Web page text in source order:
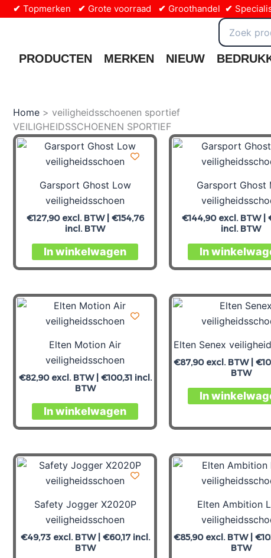
inhoud
✔ Topmerken ✔ Grote voorraad ✔ Groothandel ✔
Zoeken
naar:
PRODUCTEN MERKEN NIEUW
Home
veiligheidsschoenen sportief
VEILIGHEIDSSCHOENEN SPORTIEF
Garsport Ghost Low
veiligheidsschoen
€127,90excl. BTW | €154,76
incl. BTW
In winkelwagen
Garsport Ghost
€144,90excl. BTW |
incl. BTW
In
Elten Motion Air
veiligheidsschoen
€82,90excl. BTW | €100,31incl.
BTW
In winkelwagen
Elten Senex
€87,90excl. BTW | €
BTW
In
Safety Jogger X2020P
veiligheidsschoen
€49,73excl. BTW | €60,17incl.
BTW
Elten Ambition
€85,90excl. BTW | €
BTW